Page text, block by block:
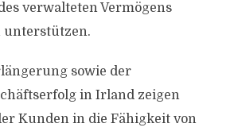
verwalteten Vermögens
unterstützen.
sowie der
in Irland zeigen
Kunden in die Fähigkeit von